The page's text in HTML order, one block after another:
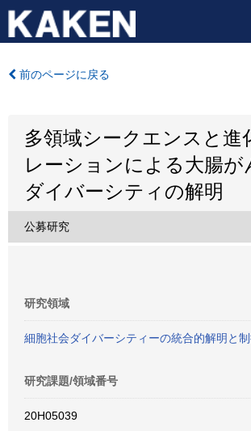
前のページに戻る
多領域シークエンスと進
レーションによる大腸が
ダイバーシティの解明
公募研究
研究領域
細胞社会ダイバーシティーの統合的解明と
研究課題/領域番号
20H05039